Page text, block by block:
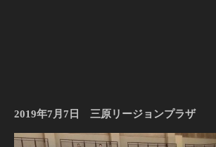
2019年7月7日 三原リージョンプラザ